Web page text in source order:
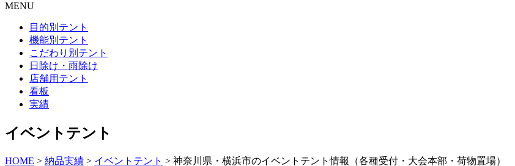
MENU
目的別テント
機能別テント
こだわり別テント
日除け・雨除け
店舗用テント
看板
実績
イベントテント
HOME > 納品実績 > イベントテント > 神奈川県・横浜市のイベントテント情報（各種受付・大会本部・荷物置場）